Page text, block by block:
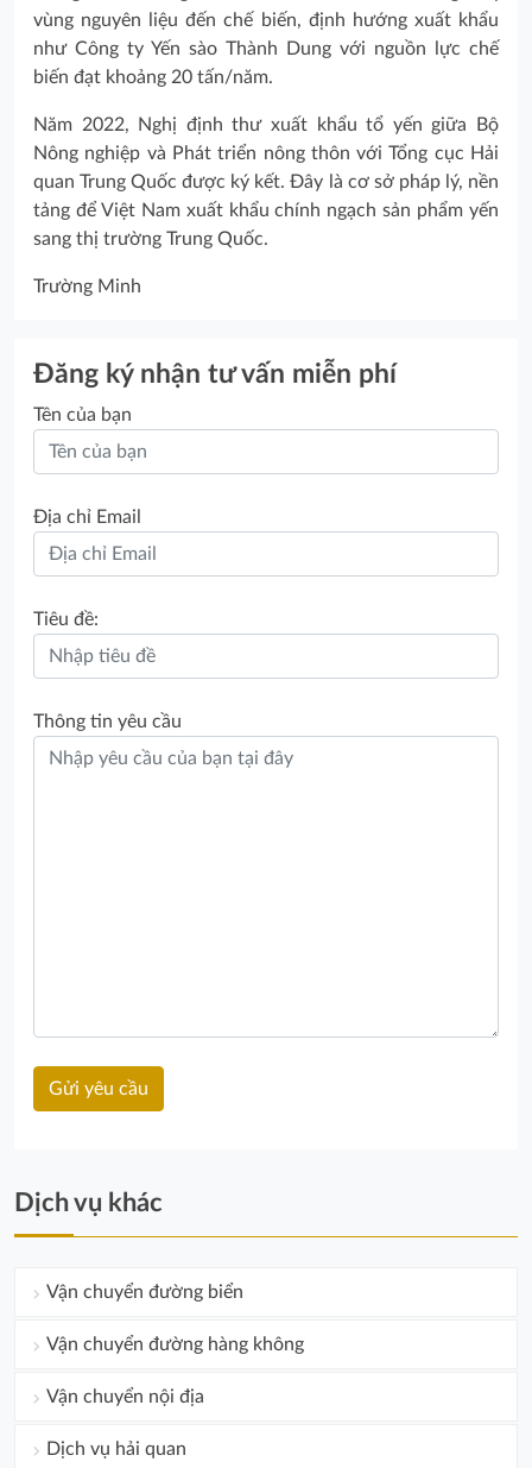
vùng nguyên liệu đến chế biến, định hướng xuất khẩu
như Công ty Yến sào Thành Dung với nguồn lực chế
biến đạt khoảng 20 tấn/năm.
Năm 2022, Nghị định thư xuất khẩu tổ yến giữa Bộ
Nông nghiệp và Phát triển nông thôn với Tổng cục Hải
quan Trung Quốc được ký kết. Đây là cơ sở pháp lý, nền
tảng để Việt Nam xuất khẩu chính ngạch sản phẩm yến
sang thị trường Trung Quốc.
Trường Minh
Đăng ký nhận tư vấn miễn phí
Tên của bạn
Địa chỉ Email
Tiêu đề:
Thông tin yêu cầu
Dịch vụ khác
Vận chuyển đường biển
Vận chuyển đường hàng không
Vận chuyển nội địa
Dịch vụ hải quan